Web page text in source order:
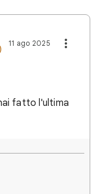
11 ago 2025
fatto l'ultima